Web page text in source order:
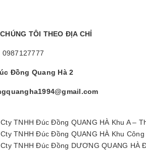
TÔI THEO ĐỊA CHỈ
0987127777
Đồng Quang Hà 2
Cty TNHH Đúc Đồng QUANG HÀ Khu A –
Cty TNHH Đúc Đồng QUANG HÀ Khu
Cty TNHH Đúc Đồng DƯƠNG QUANG HÀ